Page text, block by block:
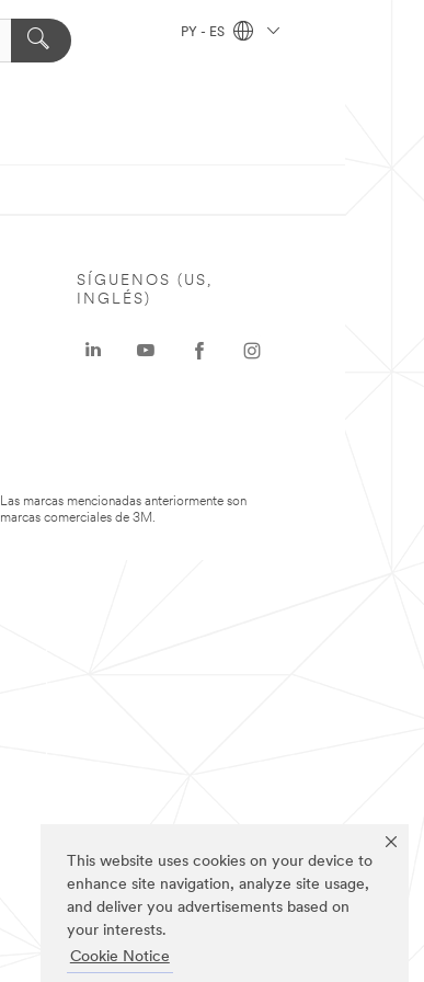
This website uses cookies on your device to
enhance site navigation, analyze site usage,
and deliver you advertisements based on
your interests.
Cookie Notice
PY - ES
SÍGUENOS (US,
INGLÉS)
Las marcas mencionadas anteriormente son
marcas comerciales de 3M.